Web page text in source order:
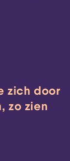
zich door
zo zien